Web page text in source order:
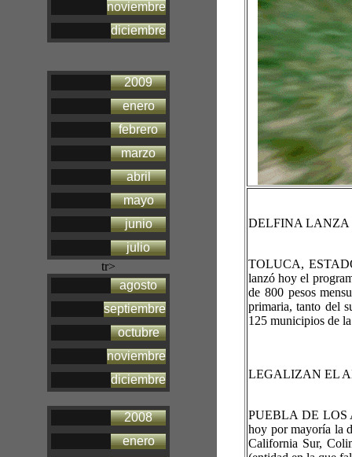
noviembre
diciembre
2009
enero
febrero
marzo
abril
mayo
junio
julio
tr>
agosto
septiembre
octubre
noviembre
diciembre
2008
enero
DELFINA LANZA
TOLUCA,
lanzó hoy el
de 800 pesos
primaria, tanto del
125 municipios de
LEGALIZAN EL
PUEBLA DE LOS
hoy por mayoría la
California Sur,